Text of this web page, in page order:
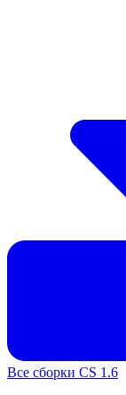
Все сборки CS 1.6